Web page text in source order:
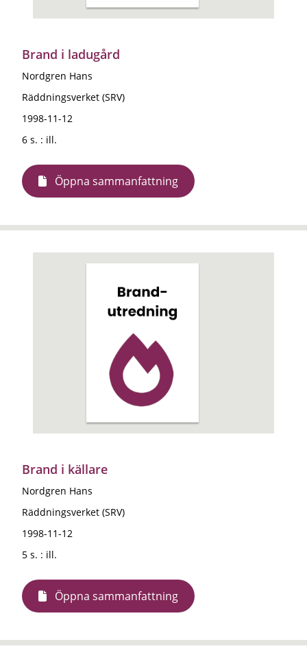
Brand i ladugård
Nordgren Hans
Räddningsverket (SRV)
1998-11-12
6 s. : ill.
Öppna sammanfattning
Brand i källare
Nordgren Hans
Räddningsverket (SRV)
1998-11-12
5 s. : ill.
Öppna sammanfattning